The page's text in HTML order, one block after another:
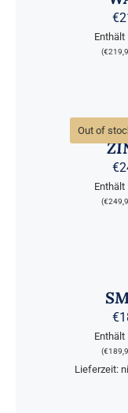
€
Enthält
(€
Out of
€
Enthält
(€
MEHRERE
VARIANTEN
OPTIONEN
€
Enthält
(€
Lieferzeit: